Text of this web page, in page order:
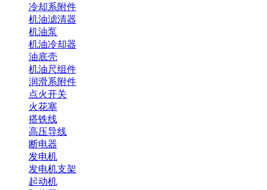
冷却系附件
机油滤清器
机油泵
机油冷却器
油底壳
机油尺组件
润滑系附件
点火开关
火花塞
搭铁线
高压导线
断电器
发电机
发电机支架
起动机